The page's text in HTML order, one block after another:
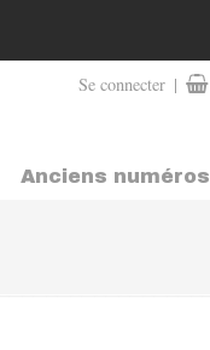
Se connecter |
Anciens numéros